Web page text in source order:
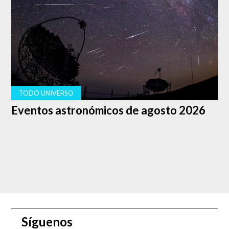
tarde tras el atardecer. El 12 de enero, Venus llegará a su
máxima elongación oriental, o su mayor distancia angular
al este del Sol. Sólo unos días después, el planeta
aparecerá casi 4 horas después que el Sol. Y durante los
primeros 10 días de febrero, Venus se mantendrá 40
grados por encima del horizonte suroeste al atardecer,
alcanzando su punto más alto.
TODO UNIVERSO
Eventos astronómicos de agosto 2026
Síguenos